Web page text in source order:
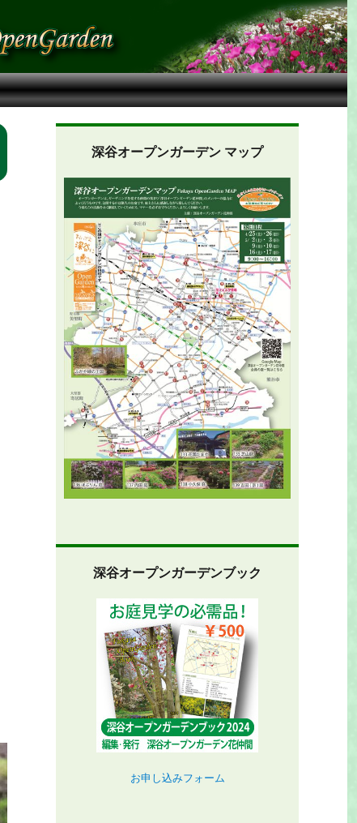
深谷オープンガーデン マップ
深谷オープンガーデンブック
お申し込みフォーム